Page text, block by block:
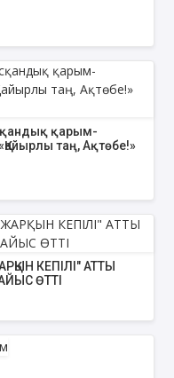
қарым-
таң, Ақтөбе!»
КЕПІЛІ" АТТЫ
ӨТТІ